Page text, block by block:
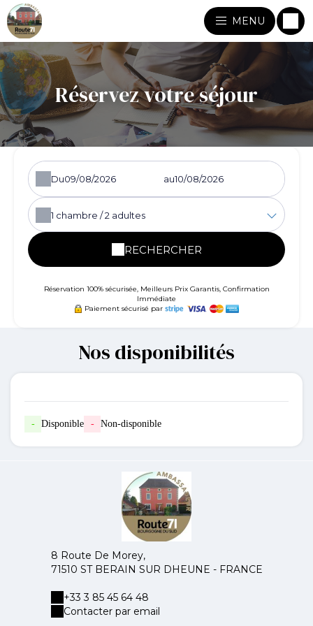
MENU
Réservez votre séjour
Du au
1 chambre /2 adultes
RECHERCHER
Réservation 100% sécurisée, Meilleurs Prix Garantis, Confirmation
Immédiate
Paiement sécurisé par
Nos disponibilités
- Disponible - Non-disponible
8 Route De Morey,
71510 ST BERAIN SUR DHEUNE - FRANCE
+33 3 85 45 64 48
Contacter par email